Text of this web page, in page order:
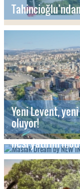
Yeni Levent,
oluyor!
Maslak Dream
nesi yatırım